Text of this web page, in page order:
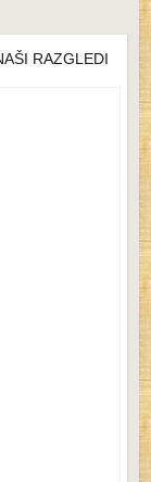
RAZGLEDI